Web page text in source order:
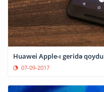
Huawei Apple-ı geridə qoydu
07-09-2017